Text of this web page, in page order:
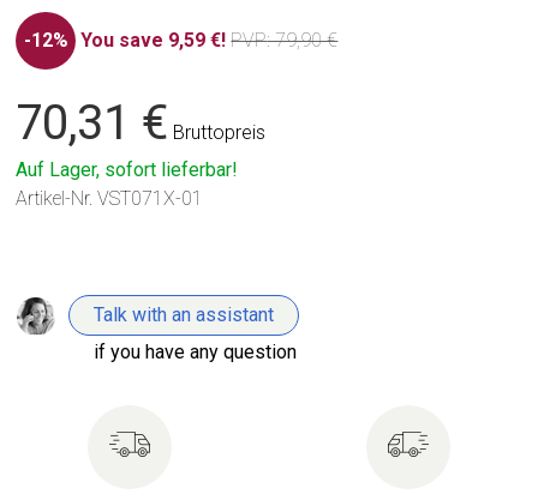
-12% You save 9,59 €! PVP: 79,90 €
70,31 € Bruttopreis
Auf Lager, sofort lieferbar!
Artikel-Nr. VST071X-01
Talk with an assistant
if you have any question